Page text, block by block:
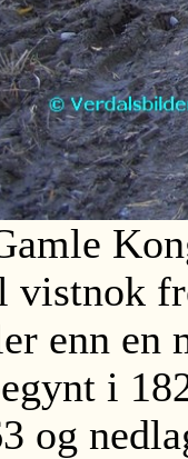
vistnok
enn en
i
og